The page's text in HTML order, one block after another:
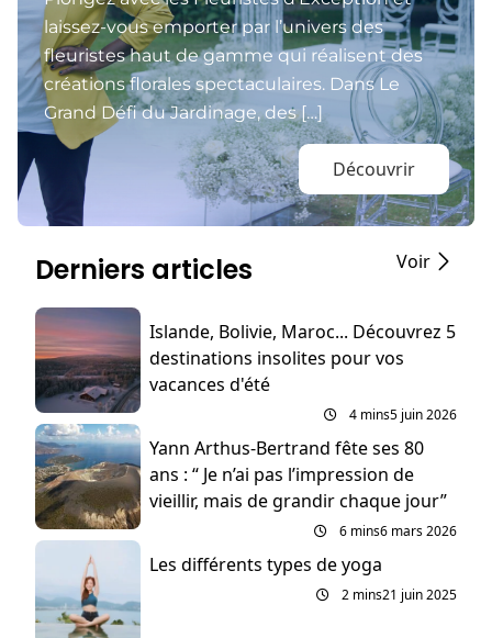
laissez-vous emporter par l’univers des
fleuristes haut de gamme qui réalisent des
créations florales spectaculaires. Dans Le
Grand Défi du Jardinage, des […]
Découvrir
Derniers articles Voir
Islande, Bolivie, Maroc... Découvrez 5
destinations insolites pour vos
vacances d'été
4 mins5 juin 2026
Yann Arthus-Bertrand fête ses 80
ans : “ Je n’ai pas l’impression de
vieillir, mais de grandir chaque jour”
6 mins6 mars 2026
Les différents types de yoga
2 mins21 juin 2025